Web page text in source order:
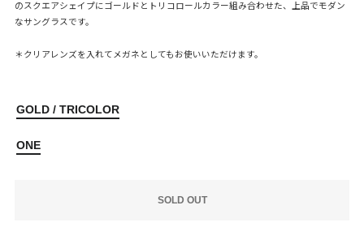
のスクエアシェイプにゴールドとトリコロールカラー組み合わせた、上品でモダン
なサングラスです。
＊クリアレンズを入れてメガネとしてもお使いいただけます。
GOLD / TRICOLOR
ONE
SOLD OUT